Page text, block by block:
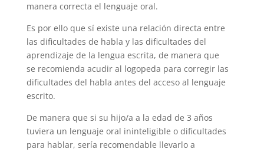
manera correcta el lenguaje oral.
Es por ello que sí existe una relación directa entre
las dificultades de habla y las dificultades del
aprendizaje de la lengua escrita, de manera que
se recomienda acudir al logopeda para corregir las
dificultades del habla antes del acceso al lenguaje
escrito.
De manera que si su hijo/a a la edad de 3 años
tuviera un lenguaje oral ininteligible o dificultades
para hablar, sería recomendable llevarlo a